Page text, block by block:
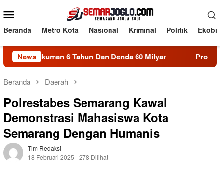
ke
kontenMobile
Beranda Metro Kota Nasional Kriminal Politik
News
6 Tahun Dan Denda 60 Milyar Proyek SBSN MTsN
Beranda Daerah
Polrestabes Semarang Kawal
Demonstrasi Mahasiswa Kota
Semarang Dengan Humanis
Tim Redaksi
18 Februari 2025
278 Dilihat